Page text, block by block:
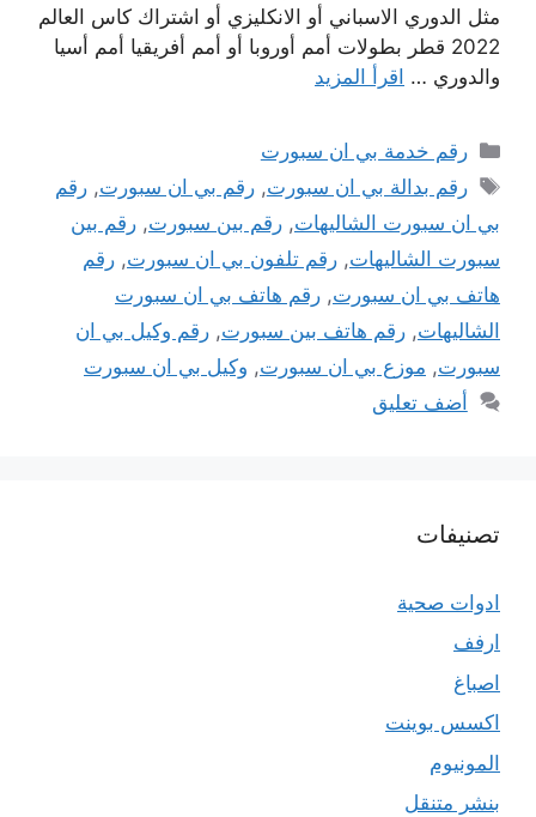
مثل الدوري الاسباني أو الانكليزي أو اشتراك كاس العالم
2022 قطر بطولات أمم أوروبا أو أمم أفريقيا أمم أسيا
والدوري … اقرأ المزيد
التصنيفات
رقم خدمة بي ان سبورت
الوسوم
رقم بدالة بي ان سبورت,رقم بي ان سبورت,رقم
بي ان سبورت الشاليهات, رقم بين سبورت, رقم بين
سبورت الشاليهات, رقم تلفون بي ان سبورت, رقم
هاتف بي ان سبورت, رقم هاتف بي ان سبورت
الشاليهات, رقم هاتف بين سبورت, رقم وكيل بي ان
سبورت, موزع بي ان سبورت, وكيل بي ان سبورت
أضف تعليق
تصنيفات
ادوات صحية
ارفف
اصباغ
اكسس بوينت
المونيوم
بنشر متنقل